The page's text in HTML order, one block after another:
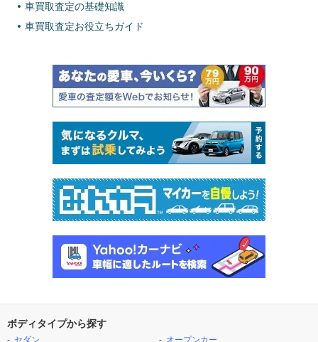
車買取査定の基礎知識
車買取査定お役立ちガイド
ボディタイプから探す